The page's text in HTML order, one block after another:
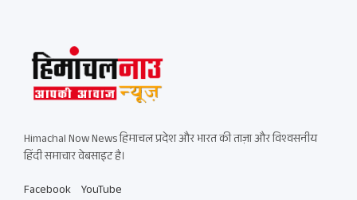
Himachal Now News हिमाचल प्रदेश और भारत की ताज़ा और विश्वसनीय
हिंदी समाचार वेबसाइट है।
Facebook YouTube